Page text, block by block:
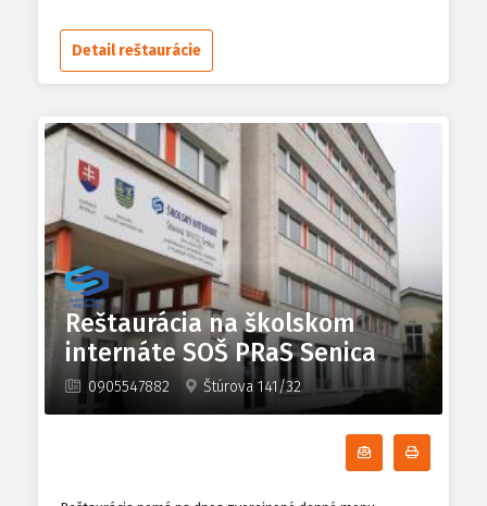
Detail reštaurácie
Reštaurácia na školskom
internáte SOŠ PRaS Senica
0905547882 Štúrova 141/32
Odoberať